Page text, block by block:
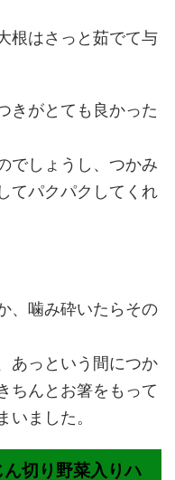
根はさっと茹でて与
きがとても良かった
でしょうし、つかみ
てパクパクしてくれ
、噛み砕いたらその
あっという間につか
ちんとお箸をもって
ました。
切り野菜入りハ